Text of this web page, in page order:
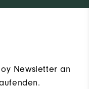
Newsletter an